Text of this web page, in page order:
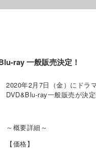
ray 一般販売決定！
2020年2月7日（金）にドラ
DVD&Blu-ray一般販売が決
～概要詳細～
【価格】